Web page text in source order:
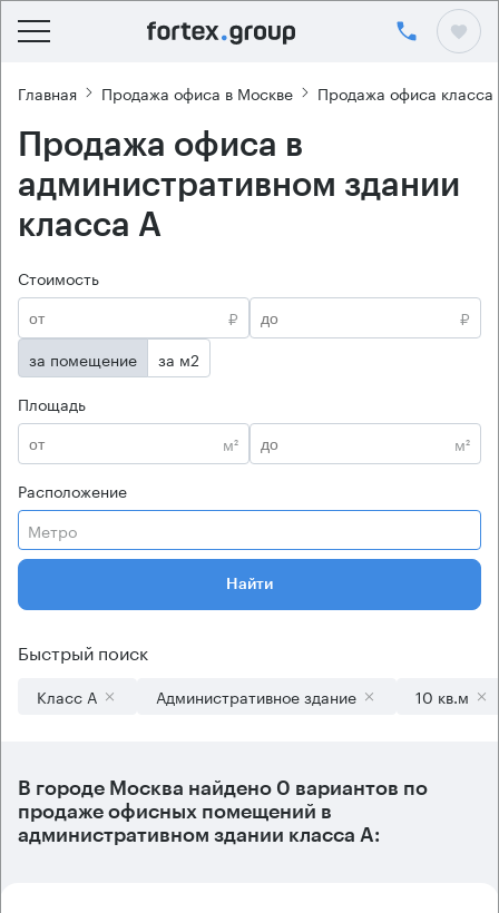
Главная Продажа офиса в Москве Продажа офиса класса
Продажа офиса в
административном здании
класса А
Стоимость
₽
₽
за помещение
за м2
Площадь
м²
м²
Расположение
Метро
Найти
Быстрый поиск
Класс А Административное здание 10 кв.м
В городе Москва найдено 0 вариантов по
продаже офисных помещений в
административном здании класса А: